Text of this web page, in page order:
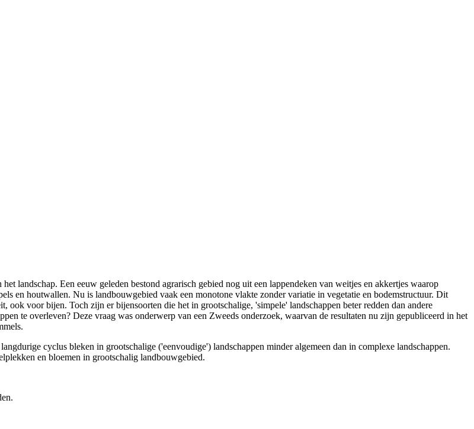
landschap. Een eeuw geleden bestond agrarisch gebied nog uit een lappendeken van weitjes en akkertjes waarop
en houtwallen. Nu is landbouwgebied vaak een monotone vlakte zonder variatie in vegetatie en bodemstructuur. Dit
voor bijen. Toch zijn er bijensoorten die het in grootschalige, 'simpele' landschappen beter redden dan andere
te overleven? Deze vraag was onderwerp van een Zweeds onderzoek, waarvan de resultaten nu zijn gepubliceerd in het
cyclus bleken in grootschalige ('eenvoudige') landschappen minder algemeen dan in complexe landschappen.
en bloemen in grootschalig landbouwgebied.